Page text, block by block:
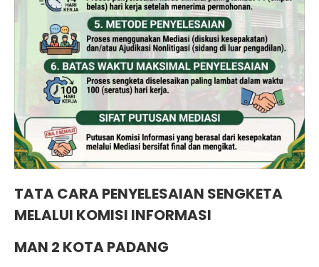
TATA CARAPENYELESAIAN SENGKETA
MELALUI KOMISI INFORMASI
MAN 2 KOTA PADANG